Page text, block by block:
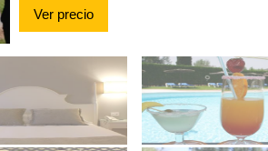
Ver precio